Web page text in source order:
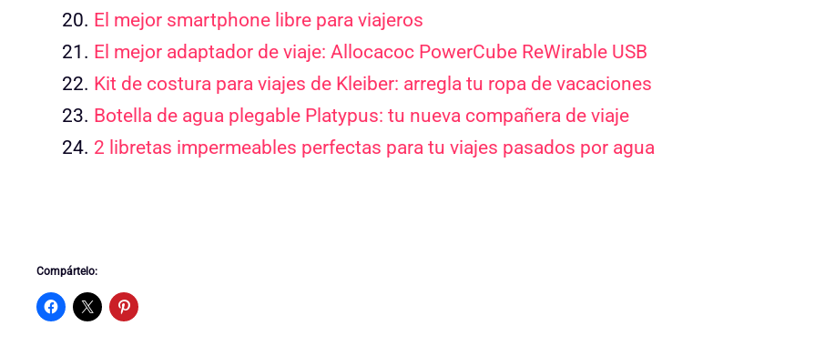
El mejor smartphone libre para viajeros
El mejor adaptador de viaje: Allocacoc PowerCube ReWirable USB
Kit de costura para viajes de Kleiber: arregla tu ropa de vacaciones
Botella de agua plegable Platypus: tu nueva compañera de viaje
2 libretas impermeables perfectas para tu viajes pasados por agua
Compártelo: